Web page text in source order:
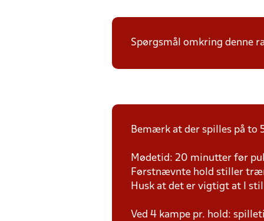
Spørgsmål omkring denne
Bemærk at der spilles på to
Mødetid: 20 minutter før
Førstnævnte hold stiller
Husk at det er vigtigt at I
Ved 4 kampe pr. hold: